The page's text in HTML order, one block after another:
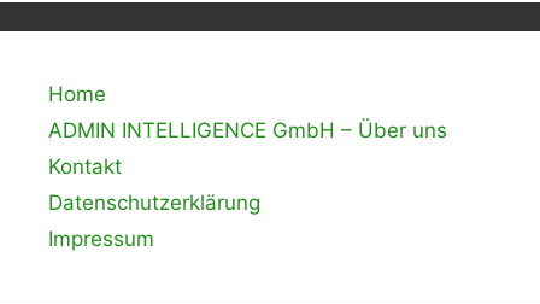
Home
ADMIN INTELLIGENCE GmbH – Über uns
Kontakt
Datenschutzerklärung
Impressum